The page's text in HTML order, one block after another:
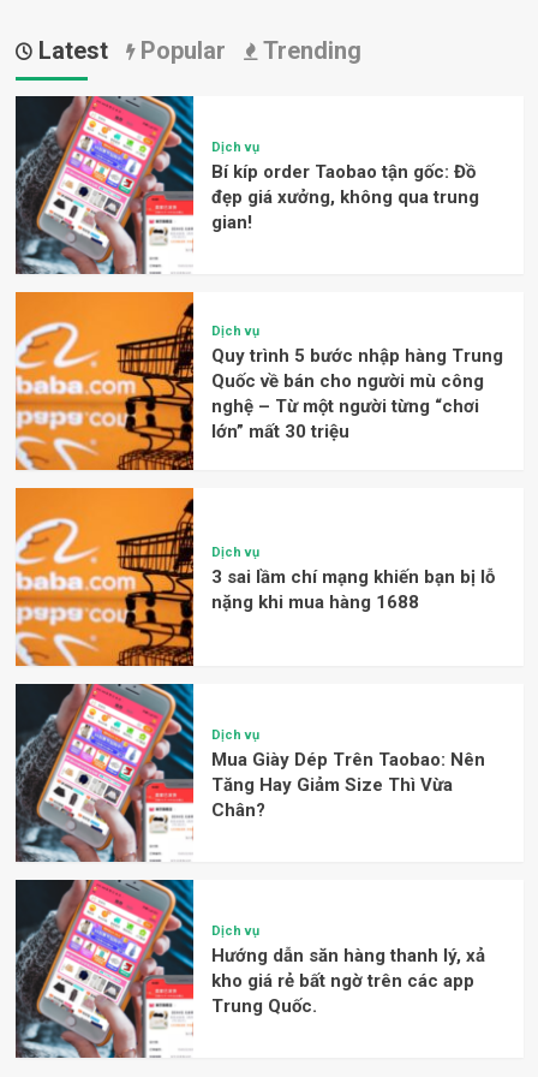
Latest Popular Trending
Dịch vụ
Bí kíp order Taobao tận gốc: Đồ
đẹp giá xưởng, không qua trung
gian!
Dịch vụ
Quy trình 5 bước nhập hàng Trung
Quốc về bán cho người mù công
nghệ – Từ một người từng “chơi
lớn” mất 30 triệu
Dịch vụ
3 sai lầm chí mạng khiến bạn bị lỗ
nặng khi mua hàng 1688
Dịch vụ
Mua Giày Dép Trên Taobao: Nên
Tăng Hay Giảm Size Thì Vừa
Chân?
Dịch vụ
Hướng dẫn săn hàng thanh lý, xả
kho giá rẻ bất ngờ trên các app
Trung Quốc.